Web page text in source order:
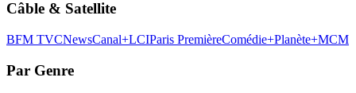
Câble & Satellite
BFM TVCNewsCanal+LCIParis PremièreComédie+Planète+MCM
Par Genre